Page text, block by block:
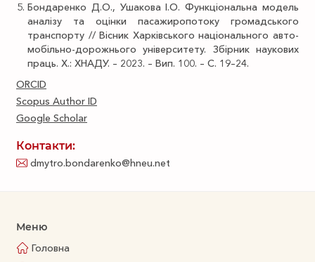
Бондаренко Д.О., Ушакова І.О. Функціональна модель
аналізу та оцінки пасажиропотоку громадського
транспорту // Вісник Харківського національного авто-
мобільно-дорожнього університету. Збірник наукових
праць. X.: ХНАДУ. – 2023. – Вип. 100. – С. 19–24.
ORCID
Scopus Author ID
Google Scholar
Контакти:
dmytro.bondarenko@hneu.net
Меню
Головна